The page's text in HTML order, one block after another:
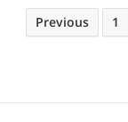
o
Previous 1